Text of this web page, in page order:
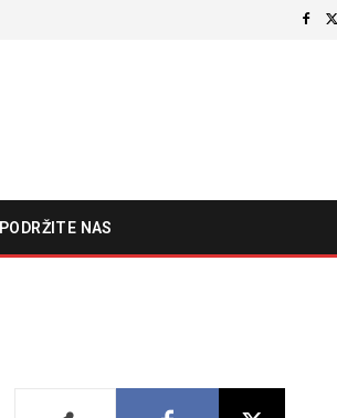
PODRŽITE NAS